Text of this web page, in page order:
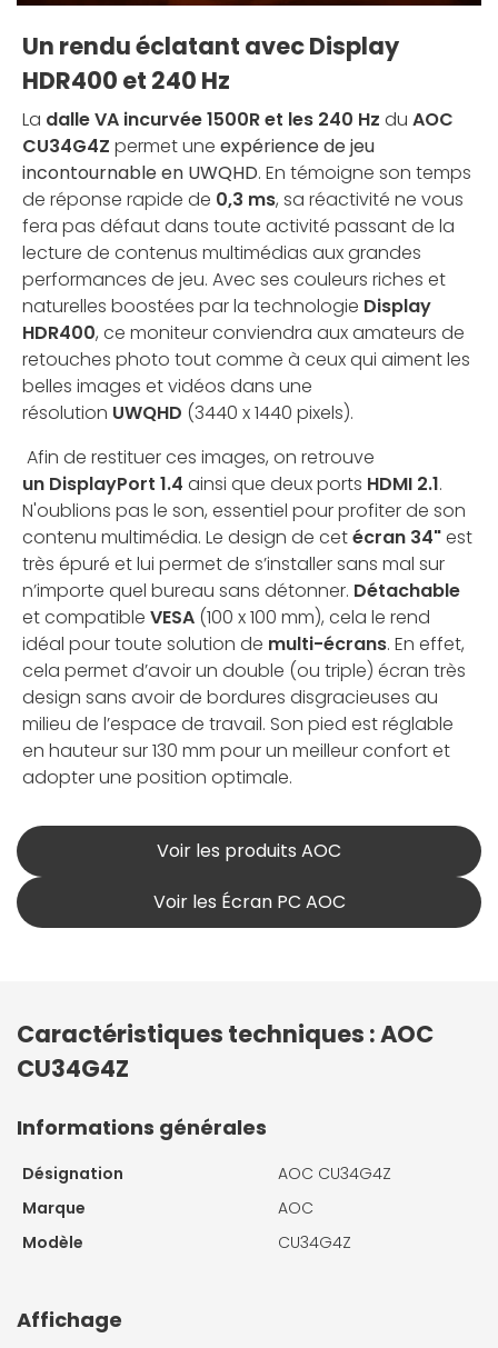
Un rendu éclatant avec Display
HDR400 et 240 Hz
La dalle VA incurvée 1500R et les 240 Hz du AOC
CU34G4Z permet une expérience de jeu
incontournable en UWQHD. En témoigne son temps
de réponse rapide de 0,3 ms, sa réactivité ne vous
fera pas défaut dans toute activité passant de la
lecture de contenus multimédias aux grandes
performances de jeu. Avec ses couleurs riches et
naturelles boostées par la technologie Display
HDR400, ce moniteur conviendra aux amateurs de
retouches photo tout comme à ceux qui aiment les
belles images et vidéos dans une
résolution UWQHD (3440 x 1440 pixels).
Afin de restituer ces images, on retrouve
un DisplayPort 1.4 ainsi que deux ports HDMI 2.1.
N'oublions pas le son, essentiel pour profiter de son
contenu multimédia. Le design de cetécran 34"est
très épuré et lui permet de s’installer sans mal sur
n’importe quel bureau sans détonner. Détachable
et compatible VESA (100 x 100 mm), cela le rend
idéal pour toute solution de multi-écrans. En effet,
cela permet d’avoir un double (ou triple) écran très
design sans avoir de bordures disgracieuses au
milieu de l’espace de travail. Son pied est réglable
en hauteur sur 130 mm pour un meilleur confort et
adopter une position optimale.
Voir les produits AOC
Voir les Écran PC AOC
Caractéristiques techniques : AOC
CU34G4Z
Informations générales
Désignation
AOC CU34G4Z
Marque
AOC
Modèle
CU34G4Z
Affichage